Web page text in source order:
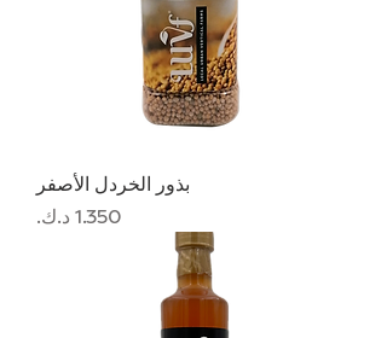
بذور الخردل الأصفر
السعر